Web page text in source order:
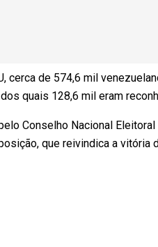
cerca de 574,6 mil
quais 128,6 mil eram
Conselho Nacional
que reivindica a vitória